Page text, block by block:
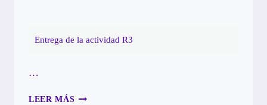
Entrega de la actividad R3
…
LEER MÁS PREENTREGA_ARTÍCULO